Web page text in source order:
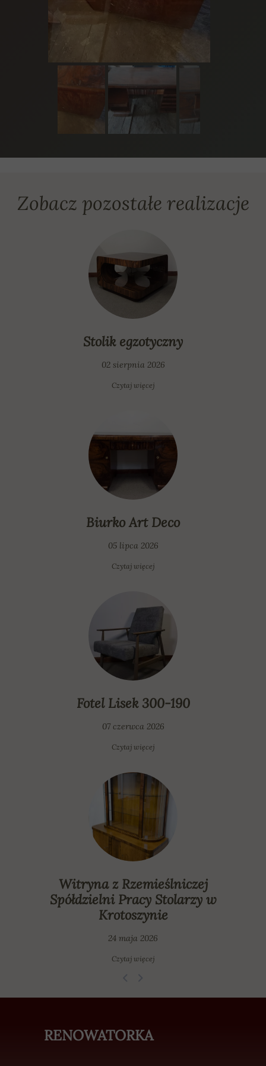
Zobacz pozostałe realizacje
Stolik egzotyczny
02 sierpnia 2026
Czytaj więcej
Biurko Art Deco
05 lipca 2026
Czytaj więcej
Fotel Lisek 300-190
07 czerwca 2026
Czytaj więcej
Witryna z Rzemieślniczej
Spółdzielni Pracy Stolarzy w
Krotoszynie
24 maja 2026
Czytaj więcej
RENOWATORKA